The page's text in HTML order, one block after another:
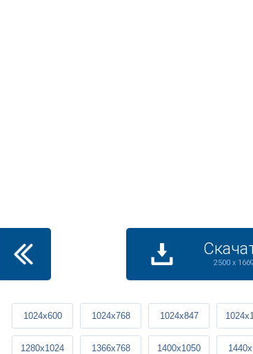
2500 x 1669
1024x600 1024x768 1024x847
1280x1024 1366x768 1400x1050